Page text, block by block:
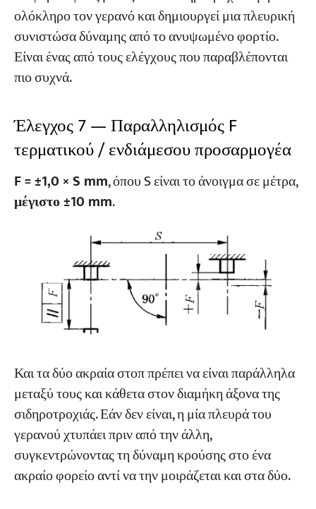
ολόκληρο τον γερανό και δημιουργεί μια πλευρική
συνιστώσα δύναμης από το ανυψωμένο φορτίο.
Είναι ένας από τους ελέγχους που παραβλέπονται
πιο συχνά.
Έλεγχος 7 — Παραλληλισμός F
τερματικού / ενδιάμεσου προσαρμογέα
F = ±1,0 × S mm, όπου S είναι το άνοιγμα σε μέτρα,
μέγιστο ±10 mm.
Και τα δύο ακραία στοπ πρέπει να είναι παράλληλα
μεταξύ τους και κάθετα στον διαμήκη άξονα της
σιδηροτροχιάς. Εάν δεν είναι, η μία πλευρά του
γερανού χτυπάει πριν από την άλλη,
συγκεντρώνοντας τη δύναμη κρούσης στο ένα
ακραίο φορείο αντί να την μοιράζεται και στα δύο.